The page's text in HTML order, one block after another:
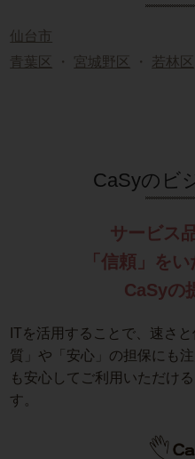
仙台市
青葉区
・ 宮城野区 ・ 若林区
CaSyのビ
サービス
「信頼」を
CaSyの
ITを活用することで、速さ
質」や「安心」の担保にも
も安心してご利用いただけ
す。